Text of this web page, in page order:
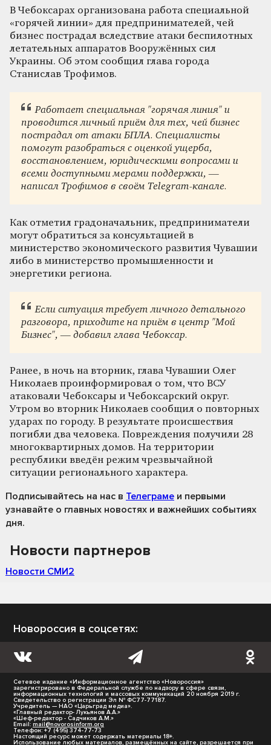
В Чебоксарах организована работа специальной
«горячей линии» для предпринимателей, чей
бизнес пострадал вследствие атаки беспилотных
летательных аппаратов Вооружённых сил
Украины. Об этом сообщил глава города
Станислав Трофимов.
Работает специальная "горячая линия" и
проводится личный приём для тех, чей бизнес
пострадал от атаки БПЛА. Специалисты
помогут разобраться с оценкой ущерба,
восстановлением, юридическими вопросами и
всеми доступными мерами поддержки, —
написал Трофимов в своём Telegram-канале.
Как отметил градоначальник, предприниматели
могут обратиться за консультацией в
министерство экономического развития Чувашии
либо в министерство промышленности и
энергетики региона.
Если ситуация требует личного детального
разговора, приходите на приём в центр "Мой
Бизнес", — добавил глава Чебоксар.
Ранее, в ночь на вторник, глава Чувашии Олег
Николаев проинформировал о том, что ВСУ
атаковали Чебоксары и Чебоксарский округ.
Утром во вторник Николаев сообщил о повторных
ударах по городу. В результате происшествия
погибли два человека. Повреждения получили 28
многоквартирных домов. На территории
республики введён режим чрезвычайной
ситуации регионального характера.
Подписывайтесь на нас в Телеграме и первыми
узнавайте о главных новостях и важнейших событиях
дня.
Новости партнеров
Новости СМИ2
Новороссия в соцсетях:
Сетевое издание «Информационное агентство «Новороссия»
зарегистрировано в Федеральной службе по надзору в сфере связи,
информационных технологий и массовых коммуникаций 20 ноября 2019 г.
Свидетельство о регистрации Эл № ФС77-77187.
Учредитель — НАО «Царьград медиа».
«Главный редактор- Лукьянов А.А.»
«Шеф-редактор - Садчиков А.М.»
Email: mail@novorosinform.org
Телефон: +7 (495) 374-77-73
Настоящий ресурс может содержать материалы 18+.
Использование любых материалов, размещённых на сайте, разрешается при